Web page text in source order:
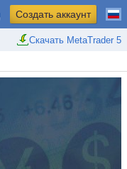
Скачать MetaTrader 5
Создать аккаунт